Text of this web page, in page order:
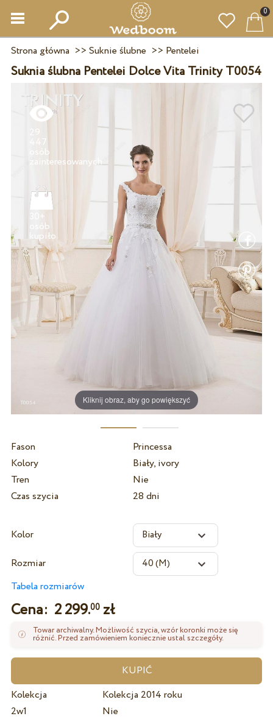
0
Strona główna >> Suknie ślubne >> Pentelei
Suknia ślubna Pentelei Dolce Vita Trinity T0054
Kliknij obraz, aby go powiększyć
29
447
osób
30+
osób
Fason
Princessa
Kolory
Biały, ivory
Tren
Nie
Czas szycia
28 dni
Kolor
Rozmiar
Tabela rozmiarów
Cena: 2 299.00zł
Towar archiwalny. Możliwość szycia, wzór koronki może się
różnić. Przed zamówieniem koniecznie ustal szczegóły.
Kolekcja
Kolekcja 2014 roku
2w1
Nie